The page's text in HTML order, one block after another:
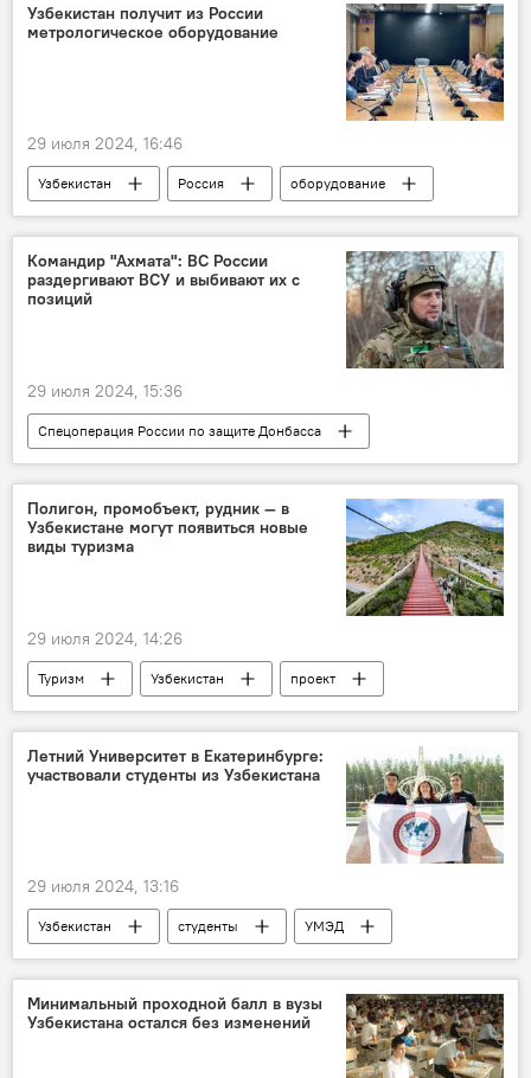
Узбекистан получит из России
метрологическое оборудование
29 июля 2024, 16:46
Узбекистан Россия оборудование
Командир "Ахмата": ВС России
раздергивают ВСУ и выбивают их с
позиций
29 июля 2024, 15:36
Спецоперация России по защите Донбасса
спецоперация
ВСУ
Вооруженные силы
Украина
В мире
ДНР
Полигон, промобъект, рудник — в
Узбекистане могут появиться новые
виды туризма
29 июля 2024, 14:26
Туризм Узбекистан
проект
Постановление
президент Узбекистана
Летний Университет в Екатеринбурге:
участвовали студенты из Узбекистана
29 июля 2024, 13:16
Узбекистан студенты
УМЭД
Россия
Екатеринбург
Образование
сотрудничество
Общество
Минимальный проходной балл в вузы
Узбекистана остался без изменений